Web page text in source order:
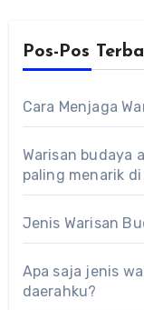
Pos-Pos
Cara Menjaga
Warisan budaya
paling menarik
Jenis Warisan
Apa saja jenis
daerahku?